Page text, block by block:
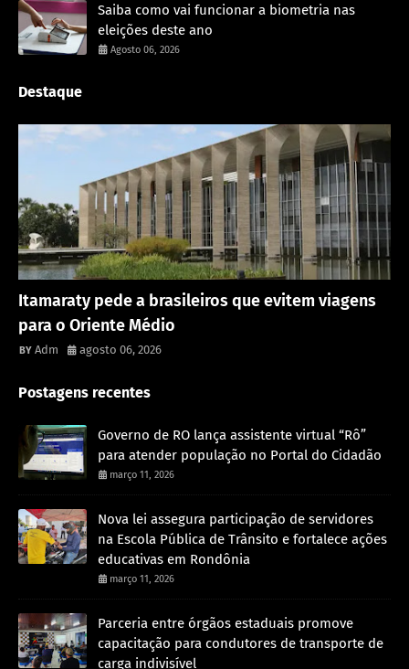
Saiba como vai funcionar a biometria nas
eleições deste ano
Agosto 06, 2026
Destaque
Itamaraty pede a brasileiros que evitem viagens
para o Oriente Médio
Adm agosto 06, 2026
Postagens recentes
Governo de RO lança assistente virtual “Rô”
para atender população no Portal do Cidadão
março 11, 2026
Nova lei assegura participação de servidores
na Escola Pública de Trânsito e fortalece ações
educativas em Rondônia
março 11, 2026
Parceria entre órgãos estaduais promove
capacitação para condutores de transporte de
carga indivisível